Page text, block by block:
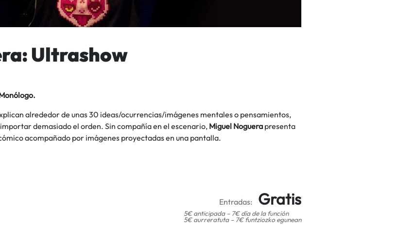
Ultrashow
alrededor de unas 30 ideas/ocurrencias/imágenes mentales o pensamientos,
demasiado el orden. Sin compañía en el escenario, Miguel Noguera presenta
acompañado por imágenes proyectadas en una pantalla.
Entradas: Gratis
5€ anticipada – 7€ día de la función
5€ aurreratuta – 7€ funtziozko egunean